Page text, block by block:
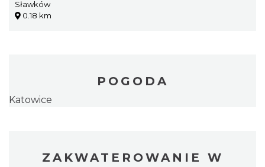
Sławków
0.18 km
POGODA
Katowice
ZAKWATEROWANIE W